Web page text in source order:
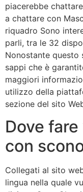
piacerebbe
a chattare con
riquadro Sono
parli, tra le 32
Nonostante questo
sappi che è
maggiori
utilizzo della
sezione del sito
Dove
con
Collegati al sito
lingua nella quale